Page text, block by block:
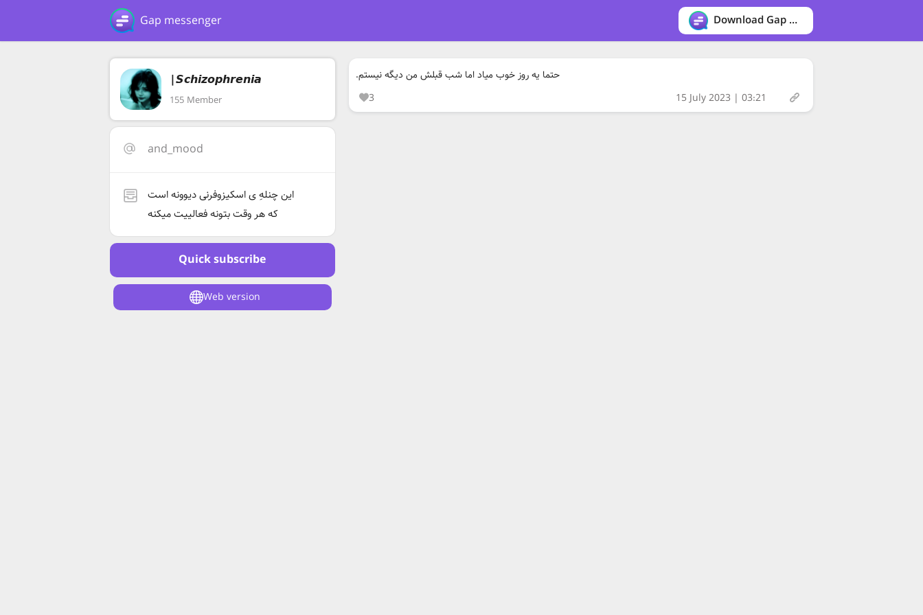
Gap messenger Download Gap messenger
|𝙎𝙘𝙝𝙞𝙯𝙤𝙥𝙝𝙧𝙚𝙣𝙞𝙖
155 Member
and_mood
این چنلهِ ی اسکیزوفرنی دیوونه است
که هر وقت بتونه فعالییت میکنه
Quick subscribe
Web version
حتما یه روز خوب میاد اما شب قبلش من دیگه نیستم.
3
15 July 2023 | 03:21